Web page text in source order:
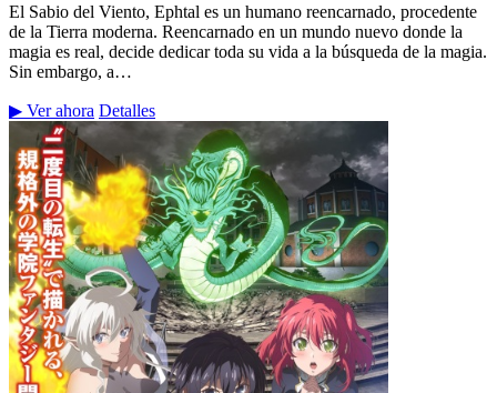
El Sabio del Viento, Ephtal es un humano reencarnado, procedente
de la Tierra moderna. Reencarnado en un mundo nuevo donde la
magia es real, decide dedicar toda su vida a la búsqueda de la magia.
Sin embargo, a…
▶ Ver ahora Detalles